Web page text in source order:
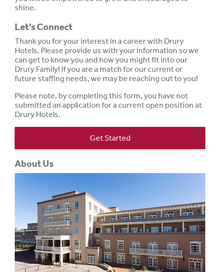
shine.
Let's Connect
Thank you for your interest in a career with Drury
Hotels. Please provide us with your information so we
can get to know you and how you might fit into our
Drury Family! If you are a match for our current or
future staffing needs, we may be reaching out to you!
Please note, by completing this form, you have not
submitted an application for a current open position at
Drury Hotels.
Get Started
About Us